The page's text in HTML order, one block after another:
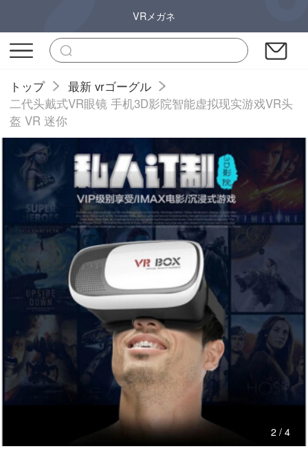
VRメガネ
トップ
最新 vrゴーグル
二代头戴式VR眼镜 手机3D影院智能虚拟现实游戏VR头
盔 VR 迷你
2/ 4